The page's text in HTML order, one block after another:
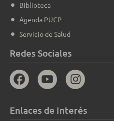
Biblioteca
Agenda PUCP
Servicio de Salud
Redes Sociales
Enlaces de Interés